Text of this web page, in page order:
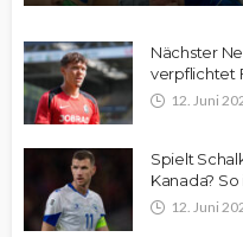
Nächster
verpflichtet
12. Juni
Spielt
Kanada?
12. Juni